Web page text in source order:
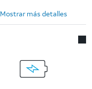
Mostrar más detalles